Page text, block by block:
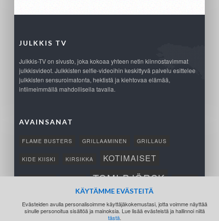
JULKKIS TV
Julkkis-TV on sivusto, joka kokoaa yhteen netin kiinnostavimmat
julkkisvideot. Julkkisten selfie-videoihin keskittyvä palvelu esittelee
julkkisten sensuroimatonta, hektistä ja kiehtovaa elämää,
intiimeimmällä mahdollisella tavalla.
AVAINSANAT
FLAME BUSTERS GRILLAAMINEN GRILLAUS
KIDE KIISKI KIRSIKKA KOTIMAISET
TOMI BJÖRCK
KÄYTÄMME EVÄSTEITÄ
Evästeiden avulla personalisoimme käyttäjäkokemustasi, jotta voimme näyttää
sinulle personoitua sisältöä ja mainoksia. Lue lisää evästeistä ja hallinnoi niitä
tästä.